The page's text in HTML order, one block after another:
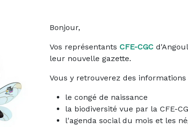
Bonjour,
Vos représentants CFE-CGC
leur nouvelle gazette.
Vous y retrouverez des informations
le congé de naissance
la biodiversité vue par la CFE-
l'agenda social du mois et les